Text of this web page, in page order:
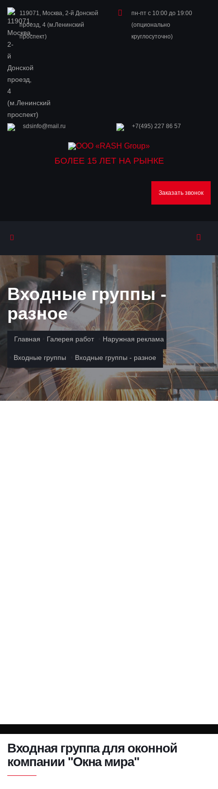
119071, Москва, 2-й Донской
проезд, 4 (м.Ленинский
проспект)
пн-пт с 10:00 до 19:00
(опционально
круглосуточно)
sdsinfo@mail.ru +7(495) 227 86 57
БОЛЕЕ 15 ЛЕТ НА РЫНКЕ
Заказать звонок
Входные группы -
разное
Главная Галерея работ Наружная реклама
Входные группы Входные группы - разное
Входная группа для оконной
компании "Окна мира"